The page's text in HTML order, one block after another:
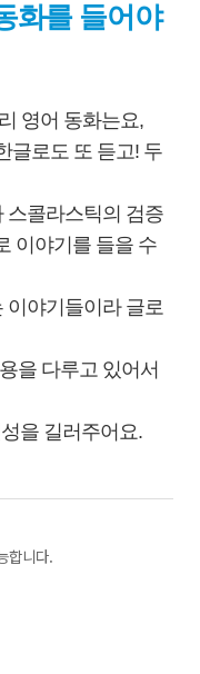
화를 들어야
영어 동화는요,
글로도 또 듣고! 두
스콜라스틱의 검증
이야기를 들을 수
이야기들이라 글로
을 다루고 있어서
을 길러주어요.
합니다.